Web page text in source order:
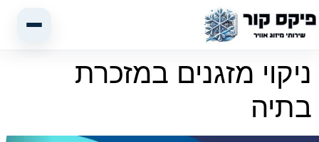
ניקוי מזגנים במזכרת
בתיה